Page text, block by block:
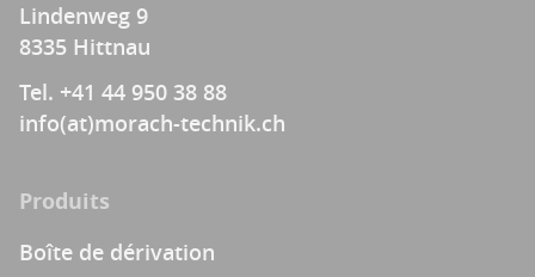
Lindenweg 9
8335 Hittnau
Tel. +41 44 950 38 88
info(at)morach-technik.ch
Produits
Boîte de dérivation